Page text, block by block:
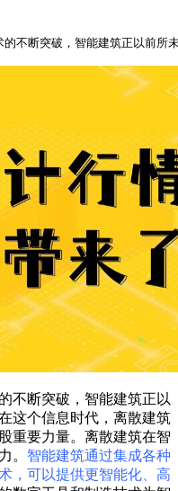
的不断突破，智能建筑正以前
不断突破，智能建筑正以
这个信息时代，离散建筑
重要力量。离散建筑在智
。 智能建筑通过集成各种
，可以提供更智能化、高